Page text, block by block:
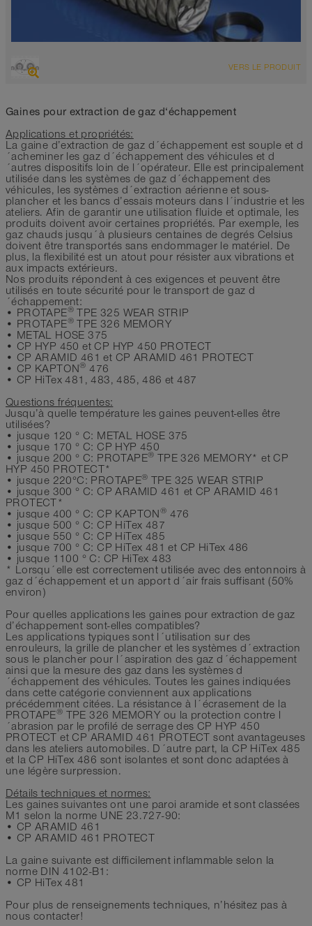
VUE D'ENSEMBLE
Tuyau d’aspiration
VERS LE PRODUIT
Gaines pour extraction de gaz d‘échappement
Applications et propriétés:
La gaine d’extraction de gaz d´échappement est souple et d
´acheminer les gaz d´échappement des véhicules et d
´autres dispositifs loin de l´opérateur. Elle est principalement
utilisée dans les systèmes de gaz d´échappement des
véhicules, les systèmes d´extraction aérienne et sous-
plancher et les bancs d’essais moteurs dans l´industrie et les
ateliers. Afin de garantir une utilisation fluide et optimale, les
produits doivent avoir certaines propriétés. Par exemple, les
gaz chauds jusqu´à plusieurs centaines de degrés Celsius
doivent être transportés sans endommager le matériel. De
plus, la flexibilité est un atout pour résister aux vibrations et
aux impacts extérieurs.
Nos produits répondent à ces exigences et peuvent être
utilisés en toute sécurité pour le transport de gaz d
´échappement:
• PROTAPE® TPE 325 WEAR STRIP
• PROTAPE® TPE 326 MEMORY
• METAL HOSE 375
• CP HYP 450 et CP HYP 450 PROTECT
• CP ARAMID 461 et CP ARAMID 461 PROTECT
• CP KAPTON® 476
• CP HiTex 481, 483, 485, 486 et 487
Questions fréquentes:
Jusqu’à quelle température les gaines peuvent-elles être
utilisées?
• jusque 120 ° C: METAL HOSE 375
• jusque 170 ° C: CP HYP 450
• jusque 200 ° C: PROTAPE® TPE 326 MEMORY* et CP
HYP 450 PROTECT*
• jusque 220°C: PROTAPE® TPE 325 WEAR STRIP
• jusque 300 ° C: CP ARAMID 461 et CP ARAMID 461
PROTECT*
• jusque 400 ° C: CP KAPTON® 476
• jusque 500 ° C: CP HiTex 487
• jusque 550 ° C: CP HiTex 485
• jusque 700 ° C: CP HiTex 481 et CP HiTex 486
• jusque 1100 ° C: CP HiTex 483
* Lorsqu´elle est correctement utilisée avec des entonnoirs à
gaz d´échappement et un apport d´air frais suffisant (50%
environ)
Pour quelles applications les gaines pour extraction de gaz
d’échappement sont-elles compatibles?
Les applications typiques sont l´utilisation sur des
enrouleurs, la grille de plancher et les systèmes d´extraction
sous le plancher pour l´aspiration des gaz d´échappement
ainsi que la mesure des gaz dans les systèmes d
´échappement des véhicules. Toutes les gaines indiquées
dans cette catégorie conviennent aux applications
précédemment citées. La résistance à l´écrasement de la
PROTAPE® TPE 326 MEMORY ou la protection contre l
´abrasion par le profilé de serrage des CP HYP 450
PROTECT et CP ARAMID 461 PROTECT sont avantageuses
dans les ateliers automobiles. D´autre part, la CP HiTex 485
et la CP HiTex 486 sont isolantes et sont donc adaptées à
une légère surpression.
Détails techniques et normes:
Les gaines suivantes ont une paroi aramide et sont classées
M1 selon la norme UNE 23.727-90:
• CP ARAMID 461
• CP ARAMID 461 PROTECT
La gaine suivante est difficilement inflammable selon la
norme DIN 4102-B1:
• CP HiTex 481
Pour plus de renseignements techniques, n’hésitez pas à
nous contacter!